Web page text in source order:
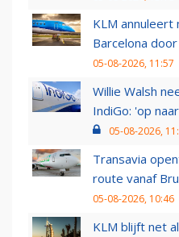
KLM
Barcelona
05-08-2026, 11:57
Willie Walsh
IndiGo: 'op
05-08-2026,
Transavia
route vanaf
05-08-2026, 10:46
KLM blijft net